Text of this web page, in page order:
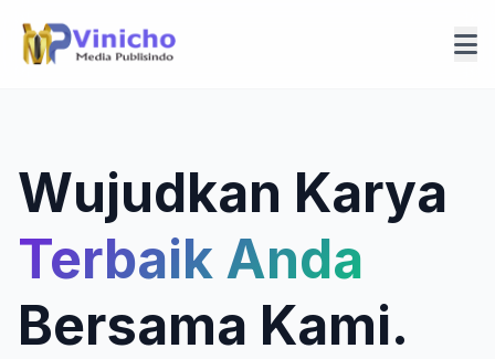
Wujudkan Karya
Terbaik Anda
Bersama Kami.